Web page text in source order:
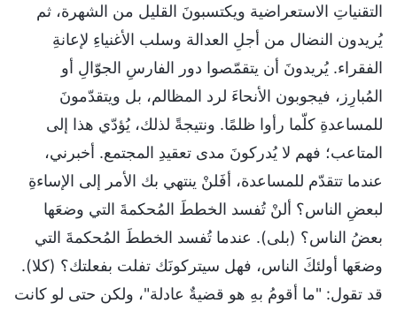
التقنياتِ الاستعراضية ويكتسبونَ القليل من الشهرة، ثم
يُريدون النضال من أجلِ العدالة وسلب الأغنياءِ لإعانةِ
الفقراء. يُريدونَ أن يتقمّصوا دور الفارسِ الجوّالِ أو
المُبارِز، فيجوبون الأنحاءَ لرد المظالم، بل ويتقدّمونَ
للمساعدةِ كلّما رأوا ظلمًا. ونتيجةً لذلك، يُؤدّي هذا إلى
المتاعب؛ فهم لا يُدركونَ مدى تعقيدِ المجتمع. أخبرني،
عندما تتقدّم للمساعدة، أفَلنْ ينتهي بك الأمر إلى الإساءةِ
لبعضِ الناس؟ ألنْ تُفسد الخططَ المُحكمةَ التي وضعَها
بعضُ الناس؟ (بلى). عندما تُفسد الخططَ المُحكمةَ التي
وضعَها أولئكَ الناس، فهل سيتركونَك تفلت بفعلتك؟ (كلا).
قد تقول: "ما أقومُ بهِ هو قضيةٌ عادلة"، ولكن حتى لو كانت